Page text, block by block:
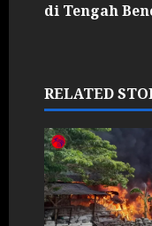
di Tengah
RELATED